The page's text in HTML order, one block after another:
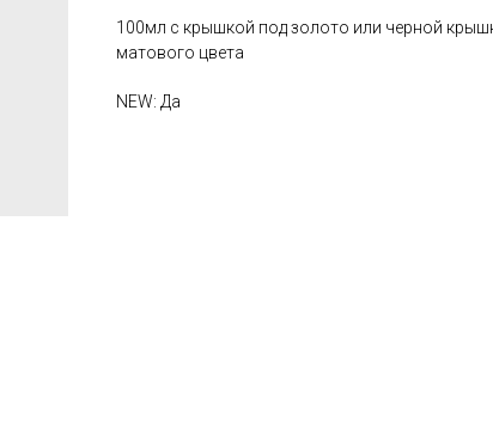
100мл с крышкой под золото или черной
матового цвета
NEW: Да